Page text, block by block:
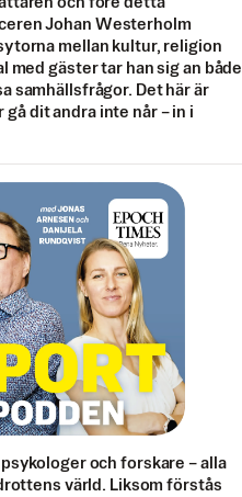
Johan Westerholm
mellan kultur, religion
med gäster tar han sig an både
samhällsfrågor. Det här är
gå dit andra inte når – in i
och forskare – alla
värld. Liksom förstås